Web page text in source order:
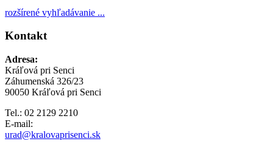
rozšírené vyhľadávanie ...
Kontakt
Adresa:
Kráľová pri Senci
Záhumenská 326/23
90050 Kráľová pri Senci
Tel.: 02 2129 2210
E-mail:
urad@kralovaprisenci.sk